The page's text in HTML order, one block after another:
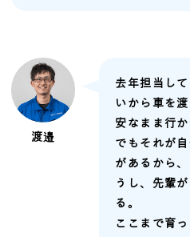
渡邉
去年担当し
いから車を
安なまま行
でもそれが
があるから
うし、先輩
る。
ここまで育